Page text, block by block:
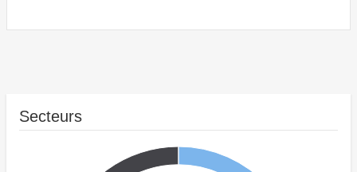
Secteurs